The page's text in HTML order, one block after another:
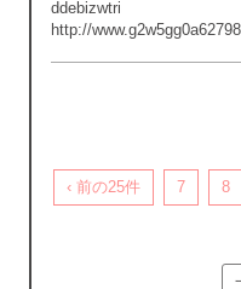
ddebizwtri
http://
‹ 前の25件 7 8